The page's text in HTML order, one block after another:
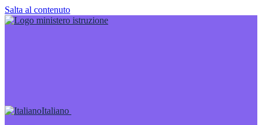
Salta al contenuto
Italiano